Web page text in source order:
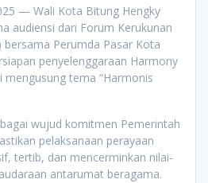
— Wali Kota Bitung Hengky
audiensi dari Forum Kerukunan
Perumda Pasar Kota
penyelenggaraan Harmony
mengusung tema “Harmonis
wujud komitmen Pemerintah
pelaksanaan perayaan
tertib, dan mencerminkan nilai-
antarumat beragama.